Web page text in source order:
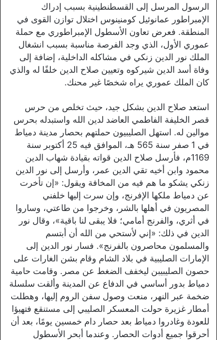
الرسول المرسل إلى القسطنطينية بسبب إدراك
الإمبراطور عمانوئيل كومنينوس اختلال توازن القوى في
المنطقة. فعرض تعاون الأسطول الإمبراطوري مع حملة
عموري الأول، الذي وجد الفرصة مناسبة بسبب انشغال
الملك نور الدين زنكي في مشاكله الداخلية، إضافة إلى
وفاة أسد الدين شيركوه وتعيين صلاح الدين خلفًا له والذي
كان الملك عموري يراه شخصًا غير محنك.
استعد صلاح الدين بشكل جيد، حيث تخلص من حرس
قصر الخليفة الفاطمي العاضد لدين الله واستبدله بحرس
موالين له. استهل الصليبيون حملتهم بحصار مدينة دمياط
في 1 صفر سنة 565 هـ، الموافق فيه 25 أكتوبر سنة
1169م، فأرسل صلاح الدين قواته بقيادة شهاب الدين
محمود وابن أخيه تقي الدين عمر، وأرسل إلى نور الدين
زنكي يشكو ما هم فيه من المخافة ويقول: «إن تأخرت
عن دمياط ملكها الإفرنج، وإن سرت إليها خلفني
المصريون في أهلها بالشر، وخرجوا من طاعتي، وساروا
في أثري، والفرنج أمامي؛ فلا يبقى لنا باقية»، وقال نور
الدين في ذلك: «إني لأستحي من الله أن أبتسم
والمسلمون محاصرون بالفرنج». فسار نور الدين إلى
الإمارات الصليبية في بلاد الشام وقام بشن الغارات على
حصون الصليبيبن ليخفف الضغط عن مصر. وقامت حامية
دمياط بدور أساسي في الدفاع عن المدينة وألقت سلسلة
ضخمة عبر النهر، منعت وصول سفن الروم إليها، وهطلت
أمطار غزيرة حولت المعسكر الصليبي إلى مستنقع فتهيؤا
للعودة وغادروا دمياط بعد حصار دام خمسين يومًا، بعد أن
أحرقوا جميع أدوات الحصار. وعندما أبحر الأسطول